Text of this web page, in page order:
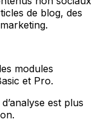
de blog, des
modules
et Pro.
est plus